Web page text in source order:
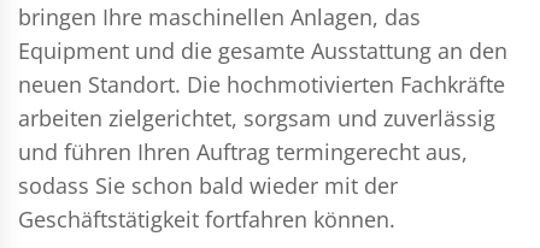
bringen Ihre maschinellen Anlagen, das
Equipment und die gesamte Ausstattung an den
neuen Standort. Die hochmotivierten Fachkräfte
arbeiten zielgerichtet, sorgsam und zuverlässig
und führen Ihren Auftrag termingerecht aus,
sodass Sie schon bald wieder mit der
Geschäftstätigkeit fortfahren können.